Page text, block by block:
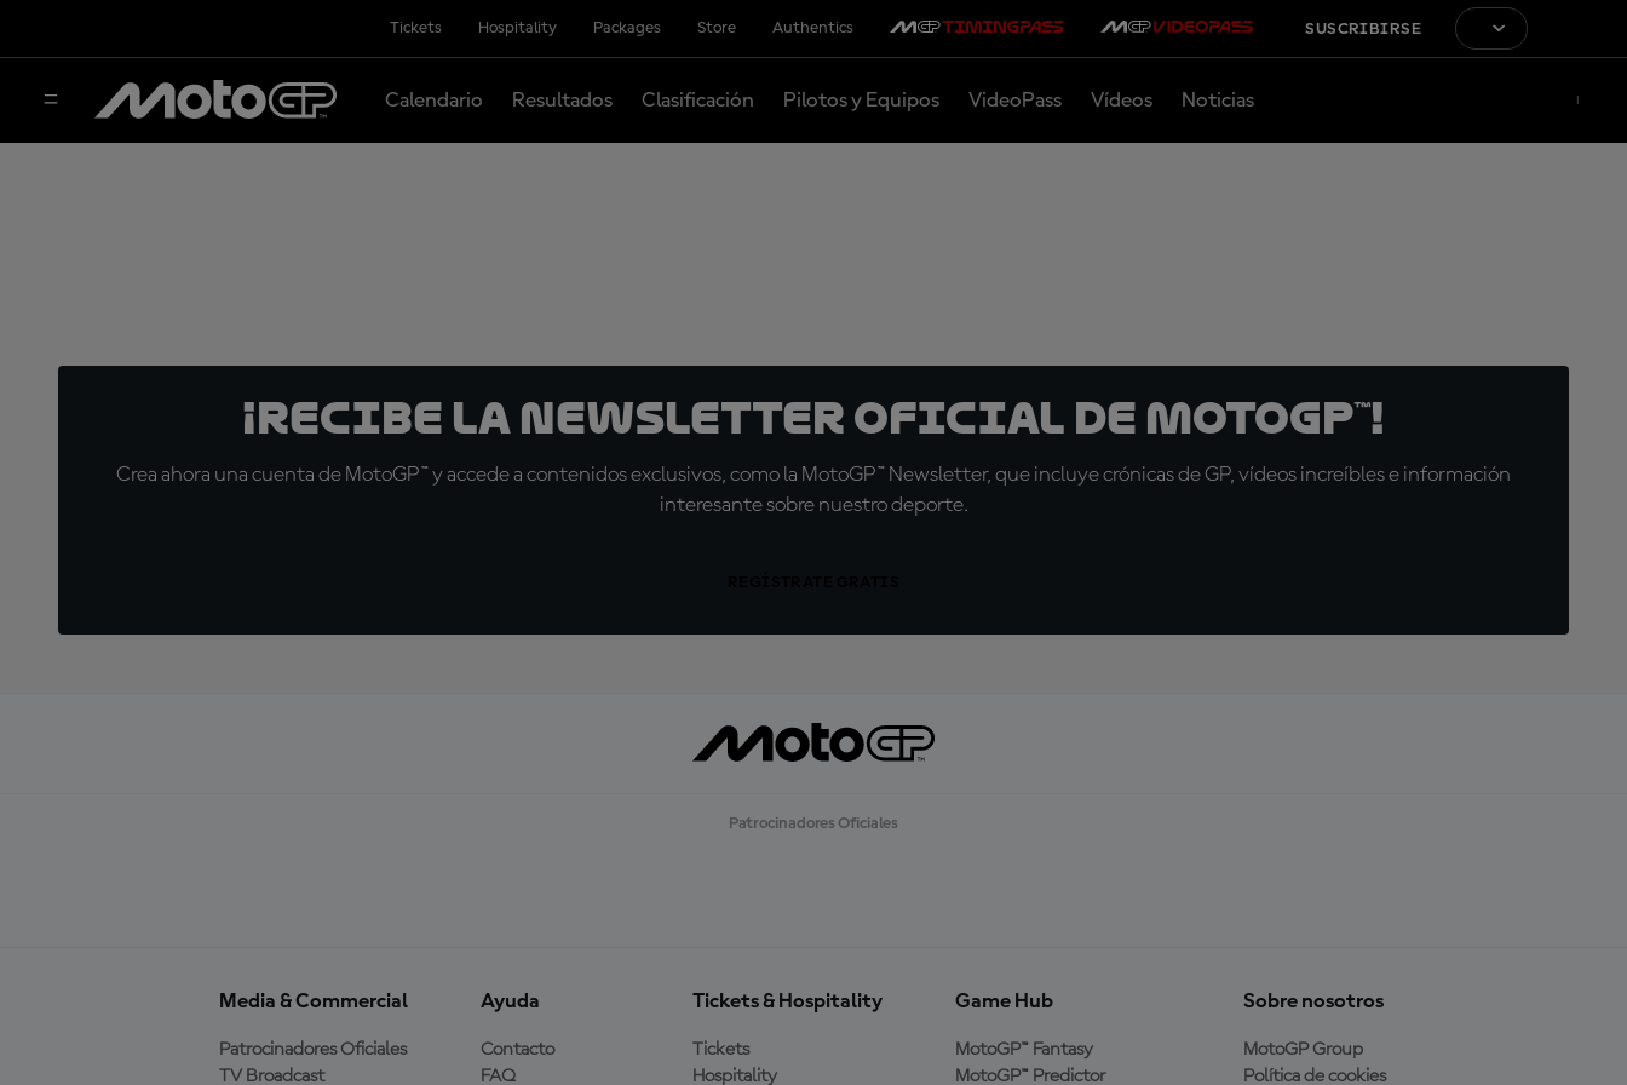
Tickets Hospitality Packages Store Authentics SUSCRIBIRSE
Calendario Resultados Clasificación Pilotos y Equipos VideoPass Vídeos Noticias
¡Recibe la Newsletter oficial de MotoGP™!
Crea ahora una cuenta de MotoGP™ y accede a contenidos exclusivos, como la MotoGP™ Newsletter, que incluye crónicas de GP, vídeos increíbles e información
interesante sobre nuestro deporte.
Patrocinadores Oficiales
Media & Commercial
Patrocinadores Oficiales
TV Broadcast
Ayuda
Contacto
FAQ
Tickets & Hospitality
Tickets
Hospitality
Game Hub
MotoGP™ Fantasy
MotoGP™ Predictor
Sobre nosotros
MotoGP Group
Política de cookies